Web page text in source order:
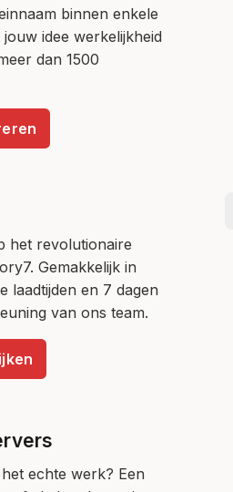
binnen enkele
idee werkelijkheid
dan 1500
het revolutionaire
Gemakkelijk in
laadtijden en 7 dagen
van ons team.
echte werk? Een